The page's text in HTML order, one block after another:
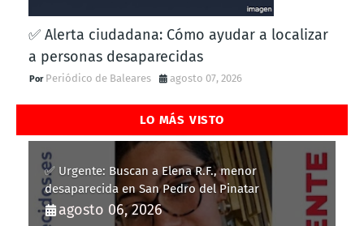
✅ Alerta ciudadana: Cómo ayudar a localizar
a personas desaparecidas
Periódico de Baleares agosto 07, 2026
LO MÁS VISTO
✅ Urgente: Buscan a Elena R.F., menor
desaparecida en San Pedro del Pinatar
agosto 06, 2026